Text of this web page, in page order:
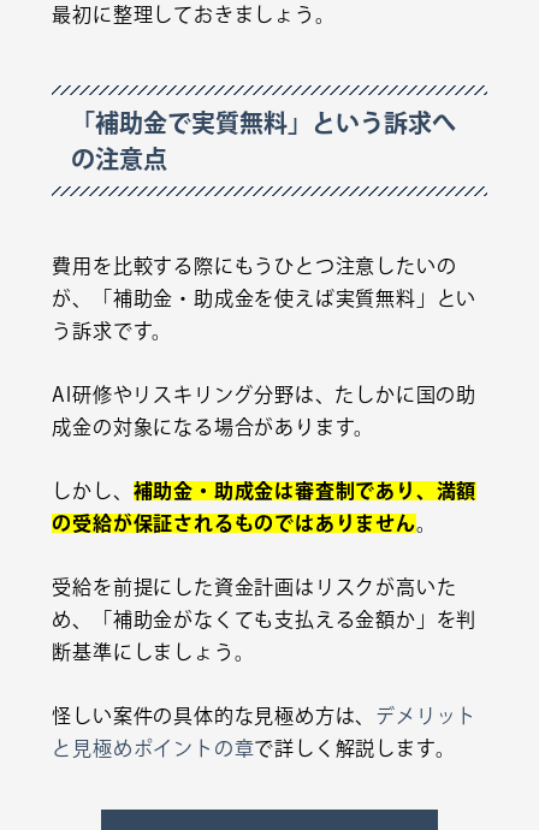
最初に整理しておきましょう。
「補助金で実質無料」という訴求へ
の注意点
費用を比較する際にもうひとつ注意したいの
が、「補助金・助成金を使えば実質無料」とい
う訴求です。
AI研修やリスキリング分野は、たしかに国の助
成金の対象になる場合があります。
しかし、 補助金・助成金は審査制であり、満額
の受給が保証されるものではありません。
受給を前提にした資金計画はリスクが高いた
め、「補助金がなくても支払える金額か」を判
断基準にしましょう。
怪しい案件の具体的な見極め方は、 デメリット
と見極めポイントの章で詳しく解説します。